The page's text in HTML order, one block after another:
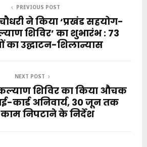
PREVIOUS POST
ने किया ‘प्रखंड सहयोग-
शिविर’ का शुभारंभ : 73
का उद्घाटन-शिलान्यास
NEXT POST
शिविर का किया औचक
कार्ड अनिवार्य, 30 जून तक
निपटाने के निर्देश